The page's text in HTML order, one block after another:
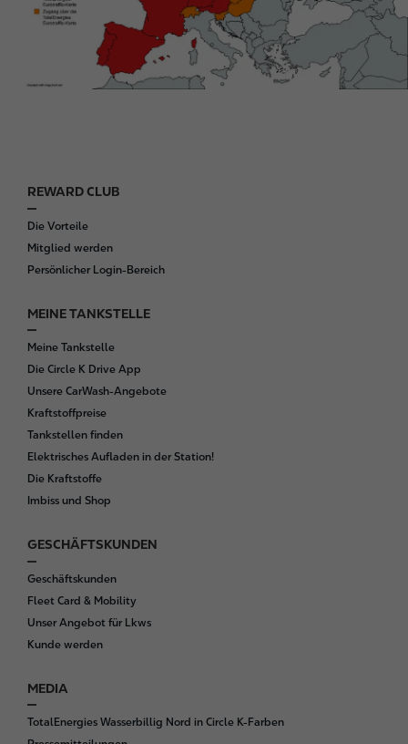
F
o
o
t
r
REWARD CLUB
Die Vorteile
Mitglied werden
Persönlicher Login-Bereich
MEINE TANKSTELLE
Meine Tankstelle
Die Circle K Drive App
Unsere CarWash-Angebote
Kraftstoffpreise
Tankstellen finden
Elektrisches Aufladen in der Station!
Die Kraftstoffe
Imbiss und Shop
GESCHÄFTSKUNDEN
Geschäftskunden
Fleet Card & Mobility
Unser Angebot für Lkws
Kunde werden
MEDIA
TotalEnergies Wasserbillig Nord in Circle K-Farben